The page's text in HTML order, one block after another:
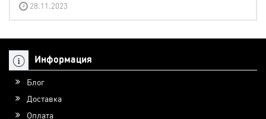
28.11.2023
Информация
Блог
Доставка
Оплата